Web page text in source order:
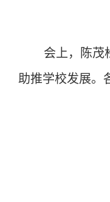
会上，陈茂
助推学校发展。